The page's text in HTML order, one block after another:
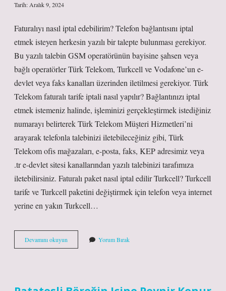
Tarih: Aralık 9, 2024
Faturalıyı nasıl iptal edebilirim? Telefon bağlantısını iptal
etmek isteyen herkesin yazılı bir talepte bulunması gerekiyor.
Bu yazılı talebin GSM operatörünün bayisine şahsen veya
bağlı operatörler Türk Telekom, Turkcell ve Vodafone’un e-
devlet veya faks kanalları üzerinden iletilmesi gerekiyor. Türk
Telekom faturalı tarife iptali nasıl yapılır? Bağlantınızı iptal
etmek istemeniz halinde, işleminizi gerçekleştirmek istediğiniz
numarayı belirterek Türk Telekom Müşteri Hizmetleri’ni
arayarak telefonla talebinizi iletebileceğiniz gibi, Türk
Telekom ofis mağazaları, e-posta, faks, KEP adresimiz veya
.tr e-devlet sitesi kanallarından yazılı talebinizi tarafımıza
iletebilirsiniz. Faturalı paket nasıl iptal edilir Turkcell? Turkcell
tarife ve Turkcell paketini değiştirmek için telefon veya internet
yerine en yakın Turkcell…
Devamını okuyun
Paket
Yorum Bırak